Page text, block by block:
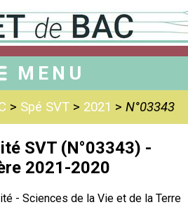
MENU
> Spé SVT> 2021 > N°03343
SVT (N°03343) -
2021-2020
- Sciences de la Vie et de la Terre